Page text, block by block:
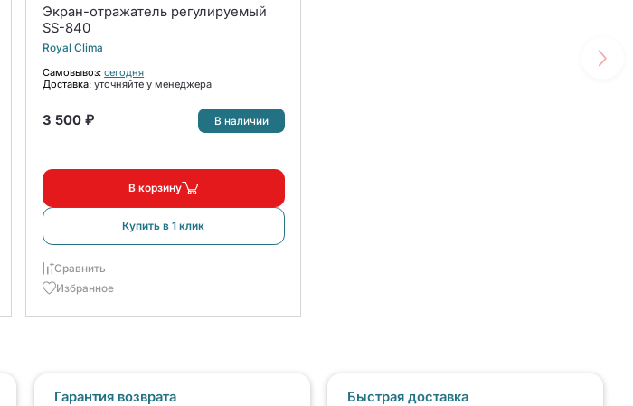
Экран-отражатель регулируемый
SS-840
Royal Clima
Самовывоз: сегодня
Доставка: уточняйте у менеджера
3 500 ₽ В наличии
В корзину
Купить в 1 клик
Сравнить
Избранное
Гарантия возврата
Быстрая доставка